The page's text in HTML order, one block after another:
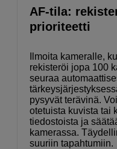
AF-tila:
prioriteetti
Ilmoita kameralle,
rekisteröi jopa 100
seuraa
pysyvät terävinä.
otetuista kuvista tai
tiedostoista ja
kamerassa.
suuriin tapahtumiin.